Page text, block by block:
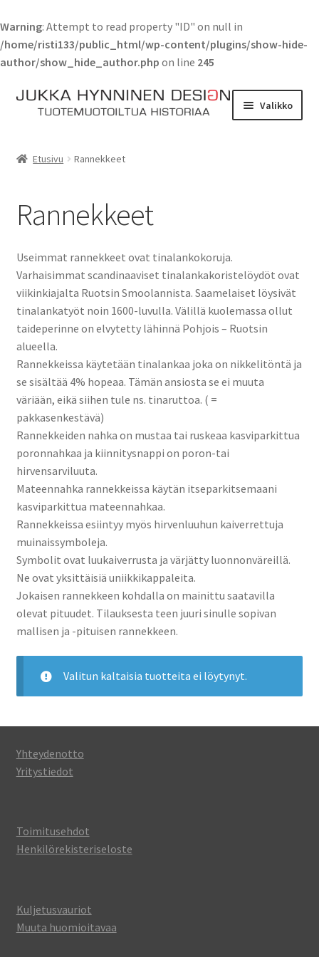
Warning: Attempt to read property "ID" on null in
/home/risti133/public_html/wp-content/plugins/show-hide-
author/show_hide_author.php on line 245
Siirry
navigointiin
Siirry
sisältöön
Valikko
Yhteydenotto
Myymälä
Verkkokauppa
Kassa
Ostoskori
Etusivu Rannekkeet
Rannekkeet
Useimmat rannekkeet ovat tinalankokoruja.
Varhaisimmat scandinaaviset tinalankakoristelöydöt ovat
viikinkiajalta Ruotsin Smoolannista. Saamelaiset löysivät
tinalankatyöt noin 1600-luvulla. Välillä kuolemassa ollut
taideperinne on elvytetty lähinnä Pohjois – Ruotsin
alueella.
Rannekkeissa käytetään tinalankaa joka on nikkelitöntä ja
se sisältää 4% hopeaa. Tämän ansiosta se ei muuta
väriään, eikä siihen tule ns. tinaruttoa. ( =
pakkasenkestävä)
Rannekkeiden nahka on mustaa tai ruskeaa kasviparkittua
poronnahkaa ja kiinnitysnappi on poron-tai
hirvensarviluuta.
Mateennahka rannekkeissa käytän itseparkitsemaani
kasviparkittua mateennahkaa.
Rannekkeissa esiintyy myös hirvenluuhun kaiverrettuja
muinaissymboleja.
Symbolit ovat luukaiverrusta ja värjätty luonnonväreillä.
Ne ovat yksittäisiä uniikkikappaleita.
Jokaisen rannekkeen kohdalla on mainittu saatavilla
olevat pituudet. Tilauksesta teen juuri sinulle sopivan
mallisen ja -pituisen rannekkeen.
Valitun kaltaisia tuotteita ei löytynyt.
Yhteydenotto
Yritystiedot
Toimitusehdot
Henkilörekisteriseloste
Kuljetusvauriot
Muuta huomioitavaa